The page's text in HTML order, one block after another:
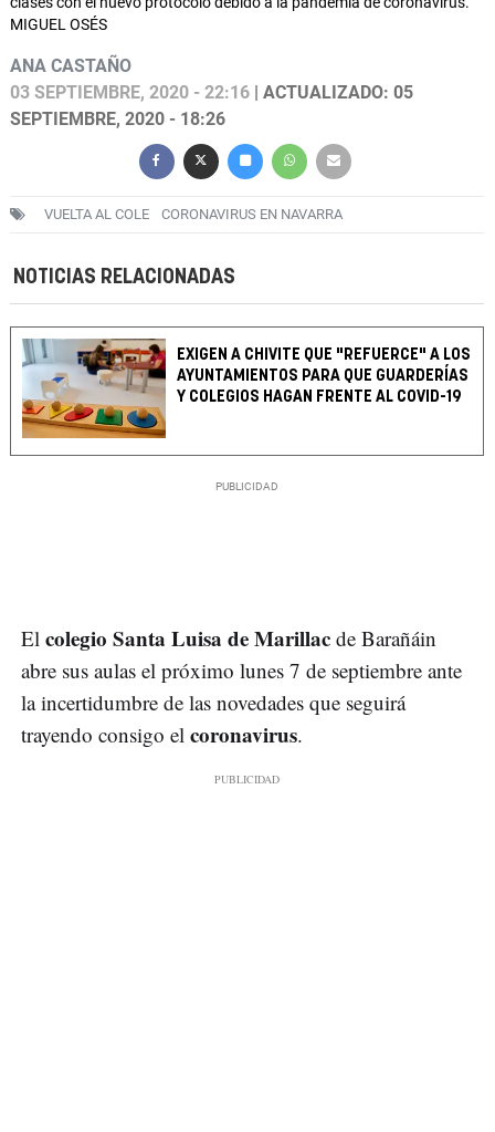
MIGUEL OSÉS
ANA CASTAÑO
03 SEPTIEMBRE, 2020 - 22:16 | ACTUALIZADO: 05
SEPTIEMBRE, 2020 - 18:26
VUELTA AL COLE CORONAVIRUS EN NAVARRA
NOTICIAS RELACIONADAS
EXIGEN A CHIVITE QUE "REFUERCE" A LOS
AYUNTAMIENTOS PARA QUE GUARDERÍAS
Y COLEGIOS HAGAN FRENTE AL COVID-19
El colegio Santa Luisa de Marillac de Barañáin
abre sus aulas el próximo lunes 7 de septiembre ante
la incertidumbre de las novedades que seguirá
trayendo consigo el coronavirus.